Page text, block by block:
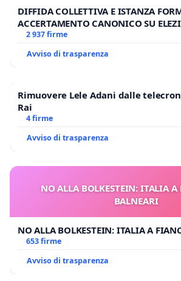
DIFFIDA COLLETTIVA E ISTANZA
ACCERTAMENTO CANONICO SU
2 937 firme
Avviso di trasparenza
Rimuovere Lele Adani dalle
Rai
4 firme
Avviso di trasparenza
NO ALLA BOLKESTEIN: ITALIA
BALNEARI
NO ALLA BOLKESTEIN: ITALIA A
653 firme
Avviso di trasparenza